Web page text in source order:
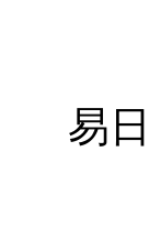
我
易